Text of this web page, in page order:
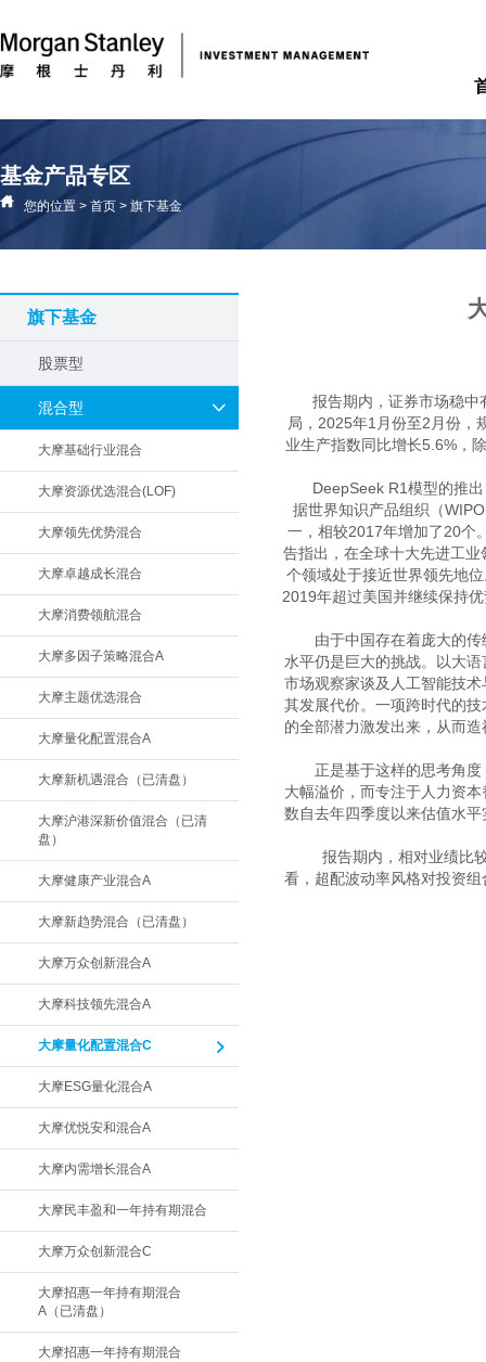
基金产品专区
您的位置 > 首页 > 旗下基金
旗下基金
股票型
混合型
大摩基础行业混合
大摩资源优选混合(LOF)
大摩领先优势混合
大摩卓越成长混合
大摩消费领航混合
大摩多因子策略混合A
大摩主题优选混合
大摩量化配置混合A
大摩新机遇混合（已清盘）
大摩沪港深新价值混合（已清
盘）
大摩健康产业混合A
大摩新趋势混合（已清盘）
大摩万众创新混合A
大摩科技领先混合A
大摩量化配置混合C
大摩ESG量化混合A
大摩优悦安和混合A
大摩内需增长混合A
大摩民丰盈和一年持有期混合
大摩万众创新混合C
大摩招惠一年持有期混合
A（已清盘）
大摩招惠一年持有期混合
报告期内，证券市场稳
局，2025年1月份至2月份，
业生产指数同比增长5.6%，
DeepSeek R1模型的推出
据世界知识产品组织（
一，相较2017年增加了20个
告指出，在全球十大先进工
个领域处于接近世界领先地
2019年超过美国并继续保持
由于中国存在着庞大的传
水平仍是巨大的挑战。以大
市场观察家谈及人工智能技
其发展代价。一项跨时代的
的全部潜力激发出来，从而
正是基于这样的思考角度
大幅溢价，而专注于人力资
数自去年四季度以来估值水
报告期内，相对业绩比较
看，超配波动率风格对投资